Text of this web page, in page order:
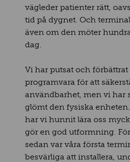
vägleder patienter rätt,
tid på dygnet. Och
även om den möter
dag.
Vi har putsat och
programvara för att
användbarhet, men vi har
glömt den fysiska
har vi hunnit lära oss
gör en god utformning.
sedan var våra första
besvärliga att installera,